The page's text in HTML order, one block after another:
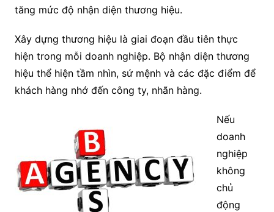
tăng mức độ nhận diện thương hiệu.
Xây dựng thương hiệu là giai đoạn đầu tiên thực
hiện trong mỗi doanh nghiệp. Bộ nhận diện thương
hiệu thể hiện tầm nhìn, sứ mệnh và các đặc điểm để
khách hàng nhớ đến công ty, nhãn hàng.
Nếu
doanh
nghiệp
không
chủ
động